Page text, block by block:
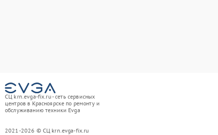
СЦ krn.evga-fix.ru - сеть сервисных
центров в Красноярске по ремонту и
обслуживанию техники Evga
2021-2026 © СЦ krn.evga-fix.ru